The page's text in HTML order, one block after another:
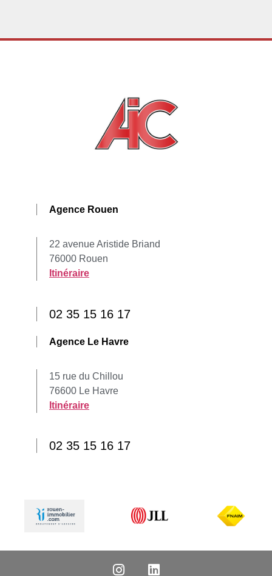
Agence Rouen
22 avenue Aristide Briand
76000 Rouen
Itinéraire
02 35 15 16 17
Agence Le Havre
15 rue du Chillou
76600 Le Havre
Itinéraire
02 35 15 16 17